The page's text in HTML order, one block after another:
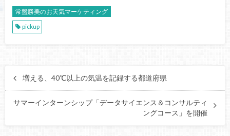
常盤勝美のお天気マーケティング
pickup
増える、40℃以上の気温を記録する都道府県
サマーインターンシップ「データサイエンス＆コンサルティ
ングコース」を開催